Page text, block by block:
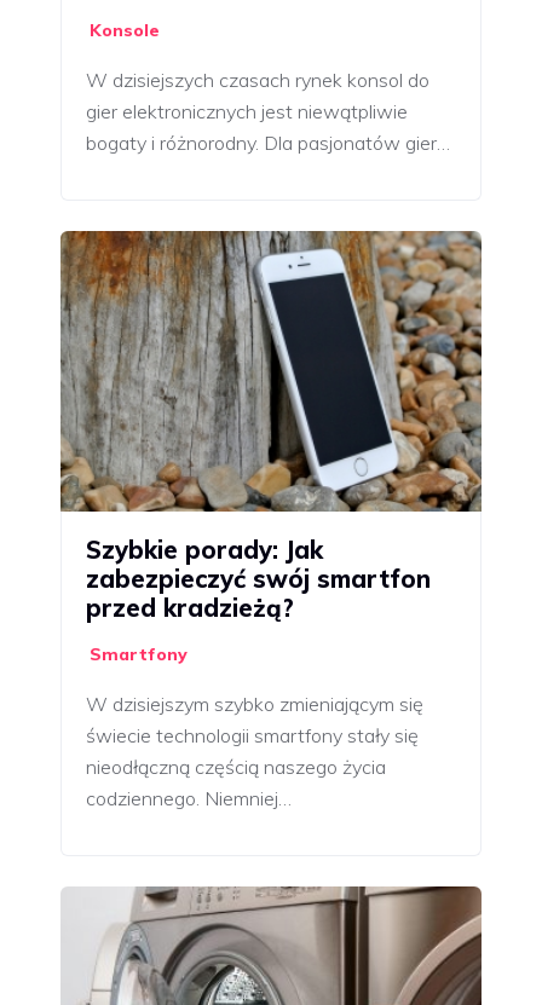
Konsole
W dzisiejszych czasach rynek konsol do
gier elektronicznych jest niewątpliwie
bogaty i różnorodny. Dla pasjonatów gier…
Szybkie porady: Jak
zabezpieczyć swój smartfon
przed kradzieżą?
Smartfony
W dzisiejszym szybko zmieniającym się
świecie technologii smartfony stały się
nieodłączną częścią naszego życia
codziennego. Niemniej…